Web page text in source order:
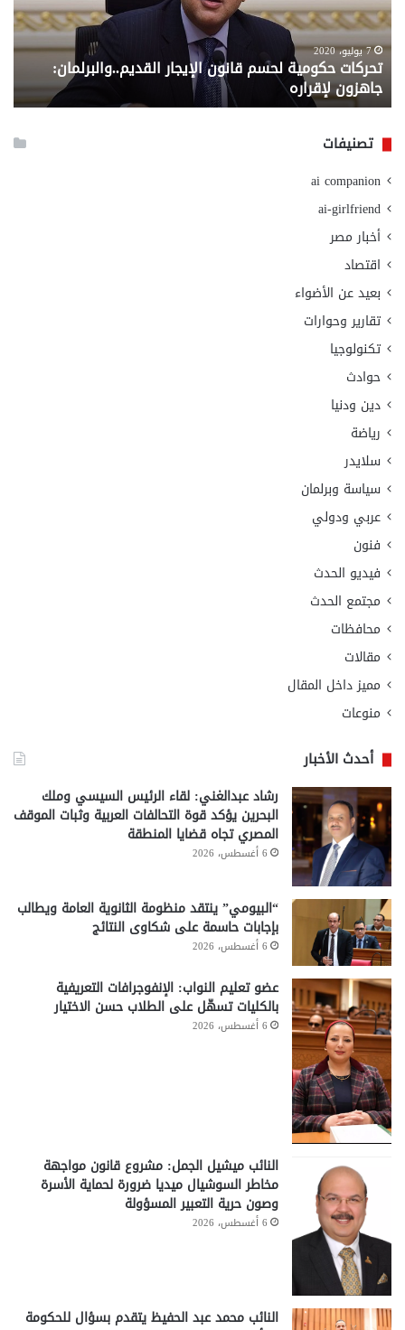
القديم..والبرلمان:
جاهزون
لإقراره
7 يوليو، 2020
تحركات حكومية لحسم قانون الإيجار القديم..والبرلمان:
جاهزون لإقراره
من
تصنيفات
ai companion
ai-girlfriend
أخبار مصر
اقتصاد
بعيد عن الأضواء
تقارير وحوارات
تكنولوجيا
حوادث
دين ودنيا
رياضة
سلايدر
سياسة وبرلمان
عربي ودولي
فنون
فيديو الحدث
مجتمع الحدث
محافظات
مقالات
مميز داخل المقال
منوعات
أحدث الأخبار
رشاد عبدالغني: لقاء الرئيس السيسي وملك
البحرين يؤكد قوة التحالفات العربية وثبات الموقف
المصري تجاه قضايا المنطقة
6 أغسطس، 2026
“البيومي” ينتقد منظومة الثانوية العامة ويطالب
بإجابات حاسمة على شكاوى النتائج
6 أغسطس، 2026
عضو تعليم النواب: الإنفوجرافات التعريفية
بالكليات تسهّل على الطلاب حسن الاختيار
6 أغسطس، 2026
النائب ميشيل الجمل: مشروع قانون مواجهة
مخاطر السوشيال ميديا ضرورة لحماية الأسرة
وصون حرية التعبير المسؤولة
6 أغسطس، 2026
النائب محمد عبد الحفيظ يتقدم بسؤال للحكومة